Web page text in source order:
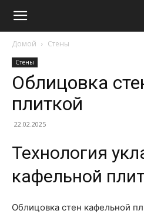
Домой Стены
Стены
Облицовка
плиткой
22.02.2025
Технология
кафельной
Облицовка стен кафельной